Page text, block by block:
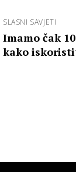
SLASNI SAVJETI
Imamo čak
kako